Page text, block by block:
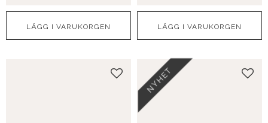
Lägg till i favoriter
NYHET